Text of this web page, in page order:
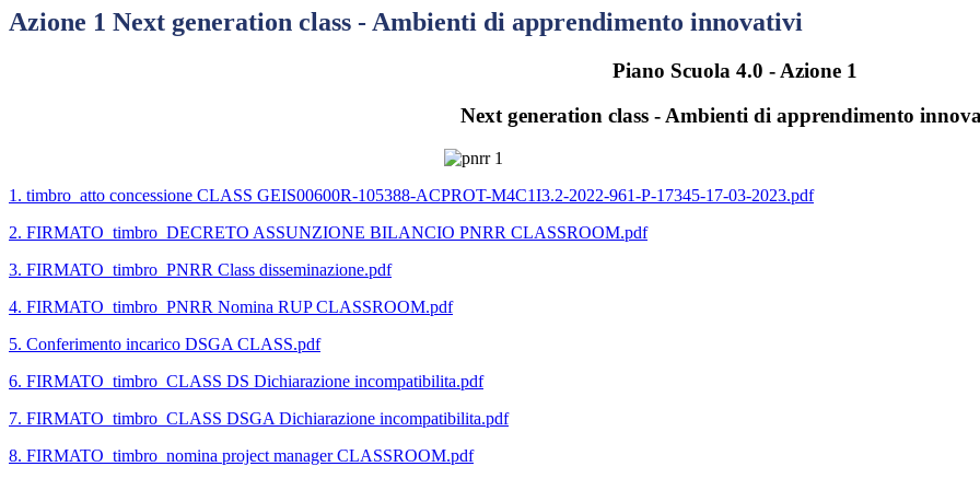
Azione 1 Next generation class - Ambienti di apprendimento innovativi
Piano Scuola 4.0 - Azione 1
Next generation class - Ambienti di apprendimento
1. timbro_atto concessione CLASS GEIS00600R-105388-ACPROT-M4C1I3.2-2022-961-P-17345-17-03-2023.pdf
2. FIRMATO_timbro_DECRETO ASSUNZIONE BILANCIO PNRR CLASSROOM.pdf
3. FIRMATO_timbro_PNRR Class disseminazione.pdf
4. FIRMATO_timbro_PNRR Nomina RUP CLASSROOM.pdf
5. Conferimento incarico DSGA CLASS.pdf
6. FIRMATO_timbro_CLASS DS Dichiarazione incompatibilita.pdf
7. FIRMATO_timbro_CLASS DSGA Dichiarazione incompatibilita.pdf
8. FIRMATO_timbro_nomina project manager CLASSROOM.pdf